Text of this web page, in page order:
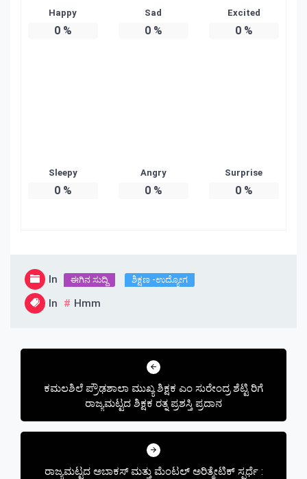
Happy
0%
Sad
0%
Excited
0%
Sleepy
0%
Angry
0%
Surprise
0%
In ಈಗಿನ ಸುದ್ದಿ ಶಿಕ್ಷಣ -ಉದ್ಯೋಗ
In Hmm
Post
ಕಮಲಶಿಲೆ ಪ್ರೌಢಶಾಲಾ ಮುಖ್ಯ ಶಿಕ್ಷಕ ಎಂ ಸುರೇಂದ್ರ ಶೆಟ್ಟಿ ರಿಗೆ
ರಾಜ್ಯಮಟ್ಟದ ಶಿಕ್ಷಕ ರತ್ನ ಪ್ರಶಸ್ತಿ ಪ್ರದಾನ
ರಾಜ್ಯಮಟ್ಟದ ಅಬಾಕಸ್ ಮತ್ತು ಮೆಂಟಲ್ ಅರಿತ್ಮೇಟಿಕ್ ಸ್ಪರ್ಧೆ :